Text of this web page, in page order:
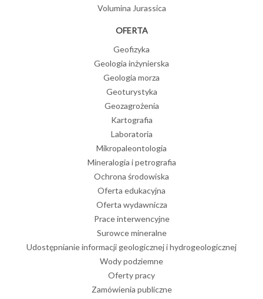
w obszarach bilansowych i jednolitych części wód
Volumina Jurassica
OFERTA
Geofizyka
Geologia inżynierska
Geologia morza
Geoturystyka
Geozagrożenia
Kartografia
Laboratoria
Mikropaleontologia
Mineralogia i petrografia
Ochrona środowiska
Oferta edukacyjna
Oferta wydawnicza
Prace interwencyjne
Surowce mineralne
Udostępnianie informacji geologicznej i hydrogeologicznej
Wody podziemne
Oferty pracy
Zamówienia publiczne